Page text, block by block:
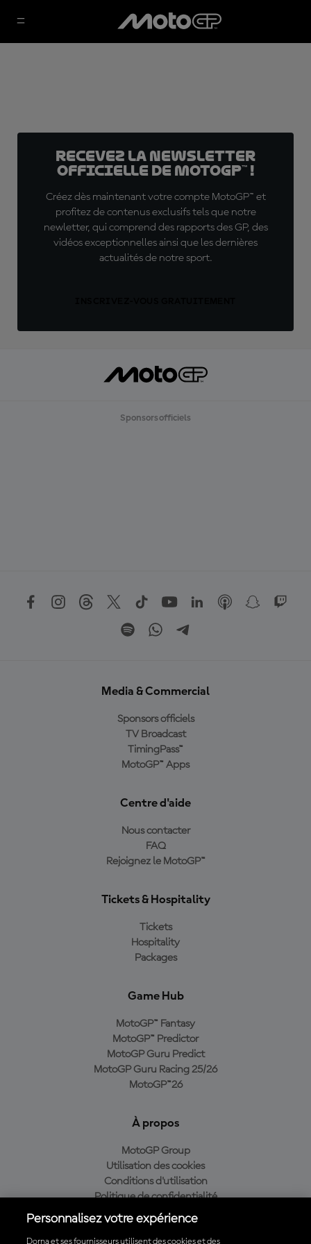
Recevez la Newsletter
officielle de MotoGP™ !
Créez dès maintenant votre compte MotoGP™ et
profitez de contenus exclusifs tels que notre
newletter, qui comprend des rapports des GP, des
vidéos exceptionnelles ainsi que les dernières
actualités de notre sport.
Sponsors officiels
Media & Commercial
Sponsors officiels
TV Broadcast
TimingPass™
MotoGP™ Apps
Centre d'aide
Nous contacter
FAQ
Rejoignez le MotoGP™
Tickets & Hospitality
Tickets
Hospitality
Packages
Game Hub
MotoGP™ Fantasy
MotoGP™ Predictor
MotoGP Guru Predict
MotoGP Guru Racing 25/26
MotoGP™26
À propos
MotoGP Group
Utilisation des cookies
Conditions d'utilisation
Politique de confidentialité
Politique d’achat
Personnalisez votre expérience
Dorna et ses fournisseurs utilisent des cookies et des